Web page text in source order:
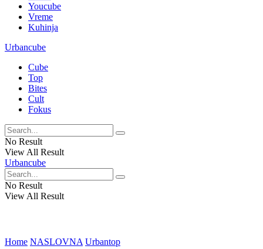
Youcube
Vreme
Kuhinja
Urbancube
Cube
Top
Bites
Cult
Fokus
No Result
View All Result
Urbancube
No Result
View All Result
Home NASLOVNA Urbantop